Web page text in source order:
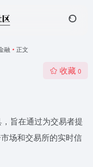
融 • 正文
收藏 0
旨在通过为交易者提
场和交易所的实时信